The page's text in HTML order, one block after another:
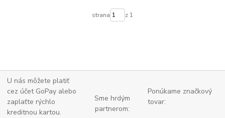
strana z 1
U nás môžete platiť
cez účet GoPay alebo
zaplaťte rýchlo
kreditnou kartou.
Sme hrdým
partnerom:
Ponúkame značkový
tovar: